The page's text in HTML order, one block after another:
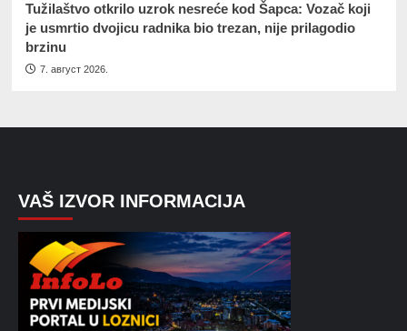
Tužilaštvo otkrilo uzrok nesreće kod Šapca: Vozač koji
je usmrtio dvojicu radnika bio trezan, nije prilagodio
brzinu
7. август 2026.
VAŠ IZVOR INFORMACIJA